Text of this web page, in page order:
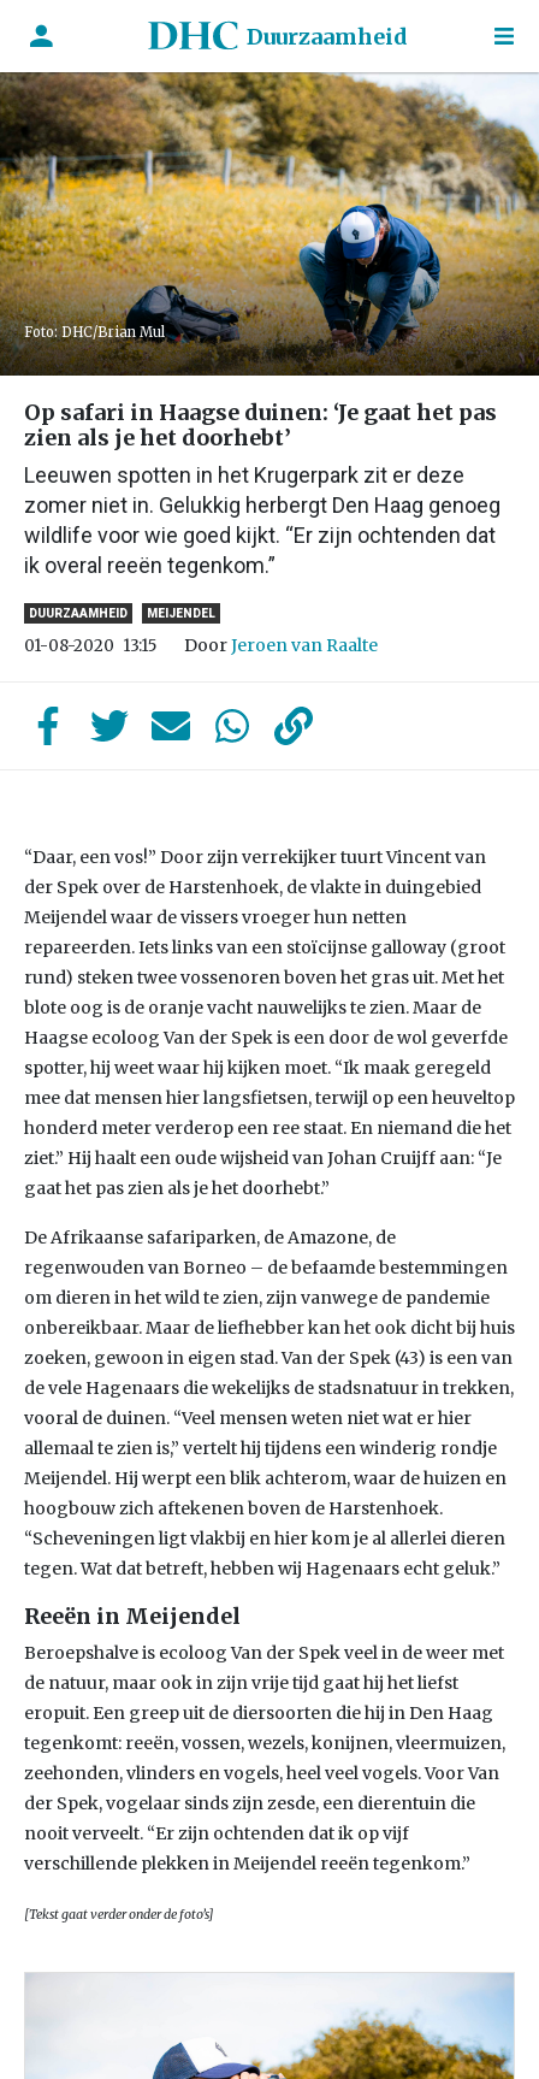
Duurzaamheid
Foto: DHC/Brian Mul
Op safari in Haagse duinen: ‘Je gaat het pas
zien als je het doorhebt’
Leeuwen spotten in het Krugerpark zit er deze
zomer niet in. Gelukkig herbergt Den Haag genoeg
wildlife voor wie goed kijkt. “Er zijn ochtenden dat
ik overal reeën tegenkom.”
DUURZAAMHEID MEIJENDEL
01-08-2020 13:15 DoorJeroen van Raalte
“Daar, een vos!” Door zijn verrekijker tuurt Vincent van
der Spek over de Harstenhoek, de vlakte in duingebied
Meijendel waar de vissers vroeger hun netten
repareerden. Iets links van een stoïcijnse galloway (groot
rund) steken twee vossenoren boven het gras uit. Met het
blote oog is de oranje vacht nauwelijks te zien. Maar de
Haagse ecoloog Van der Spek is een door de wol geverfde
spotter, hij weet waar hij kijken moet. “Ik maak geregeld
mee dat mensen hier langsfietsen, terwijl op een heuveltop
honderd meter verderop een ree staat. En niemand die het
ziet.” Hij haalt een oude wijsheid van Johan Cruijff aan: “Je
gaat het pas zien als je het doorhebt.”
De Afrikaanse safariparken, de Amazone, de
regenwouden van Borneo – de befaamde bestemmingen
om dieren in het wild te zien, zijn vanwege de pandemie
onbereikbaar. Maar de liefhebber kan het ook dicht bij huis
zoeken, gewoon in eigen stad. Van der Spek (43) is een van
de vele Hagenaars die wekelijks de stadsnatuur in trekken,
vooral de duinen. “Veel mensen weten niet wat er hier
allemaal te zien is,” vertelt hij tijdens een winderig rondje
Meijendel. Hij werpt een blik achterom, waar de huizen en
hoogbouw zich aftekenen boven de Harstenhoek.
“Scheveningen ligt vlakbij en hier kom je al allerlei dieren
tegen. Wat dat betreft, hebben wij Hagenaars echt geluk.”
Reeën in Meijendel
Beroepshalve is ecoloog Van der Spek veel in de weer met
de natuur, maar ook in zijn vrije tijd gaat hij het liefst
eropuit. Een greep uit de diersoorten die hij in Den Haag
tegenkomt: reeën, vossen, wezels, konijnen, vleermuizen,
zeehonden, vlinders en vogels, heel veel vogels. Voor Van
der Spek, vogelaar sinds zijn zesde, een dierentuin die
nooit verveelt. “Er zijn ochtenden dat ik op vijf
verschillende plekken in Meijendel reeën tegenkom.”
[Tekst gaat verder onder de foto’s]